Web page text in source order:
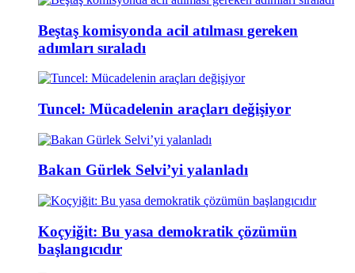
Beştaş komisyonda acil atılması gereken
adımları sıraladı
Tuncel: Mücadelenin araçları değişiyor
Bakan Gürlek Selvi’yi yalanladı
Koçyiğit: Bu yasa demokratik çözümün
başlangıcıdır